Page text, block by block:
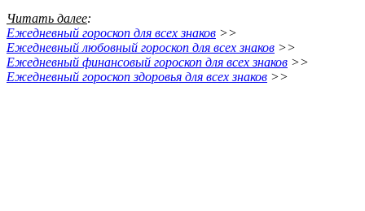
Читать далее:
Ежедневный гороскоп для всех знаков >>
Ежедневный любовный гороскоп для всех знаков >>
Ежедневный финансовый гороскоп для всех знаков >>
Ежедневный гороскоп здоровья для всех знаков >>